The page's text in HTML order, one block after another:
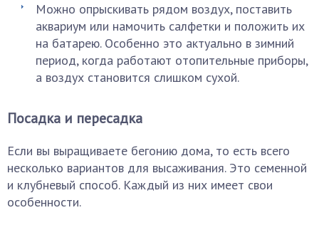
Можно опрыскивать рядом воздух, поставить
аквариум или намочить салфетки и положить их
на батарею. Особенно это актуально в зимний
период, когда работают отопительные приборы,
а воздух становится слишком сухой.
Посадка и пересадка
Если вы выращиваете бегонию дома, то есть всего
несколько вариантов для высаживания. Это семенной
и клубневый способ. Каждый из них имеет свои
особенности.